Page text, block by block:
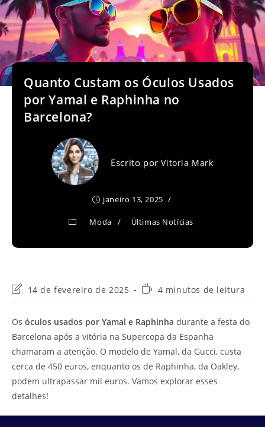
Quanto Custam os Óculos Usados
por Yamal e Raphinha no
Barcelona?
Escrito porVitoria Mark
janeiro 13, 2025
Moda / Últimas Notícias
Última
post:
14 de fevereiro de 2025
Tempo4 minutos de leitura
Os óculos usados por Yamal e Raphinha durante a festa do
Barcelona após a vitória na Supercopa da Espanha
chamaram a atenção. O modelo de Yamal, da Gucci, custa
cerca de 450 euros, enquanto os de Raphinha, da Oakley,
podem ultrapassar mil euros. Vamos explorar esses
detalhes!